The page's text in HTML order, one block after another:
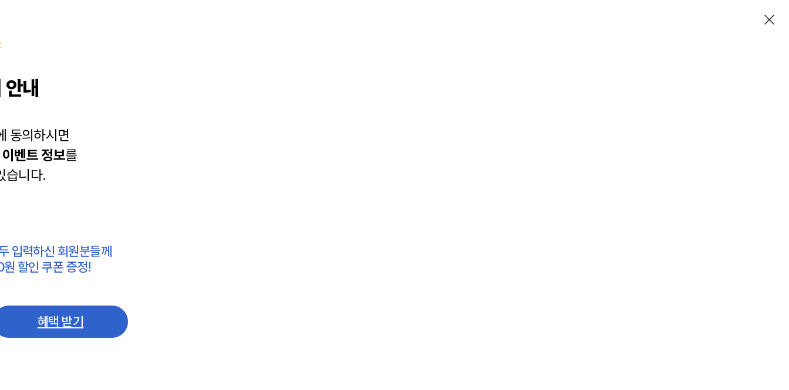
내
동의하시면
이벤트 정보를
습니다.
입력하신 회원분들께
할인 쿠폰 증정!
혜택 받기